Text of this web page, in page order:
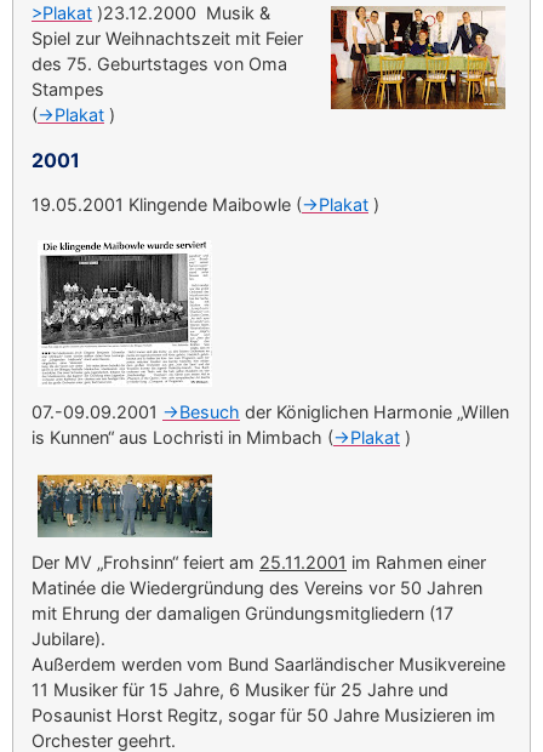
>Plakat )23.12.2000 Musik &
Spiel zur Weihnachtszeit mit Feier
des 75. Geburtstages von Oma
Stampes
(->Plakat )
2001
19.05.2001 Klingende Maibowle (->Plakat )
07.-09.09.2001 ->Besuch der Königlichen Harmonie „Willen
is Kunnen“ aus Lochristi in Mimbach (->Plakat )
Der MV „Frohsinn“ feiert am 25.11.2001 im Rahmen einer
Matinée die Wiedergründung des Vereins vor 50 Jahren
mit Ehrung der damaligen Gründungsmitgliedern (17
Jubilare).
Außerdem werden vom Bund Saarländischer Musikvereine
11 Musiker für 15 Jahre, 6 Musiker für 25 Jahre und
Posaunist Horst Regitz, sogar für 50 Jahre Musizieren im
Orchester geehrt.